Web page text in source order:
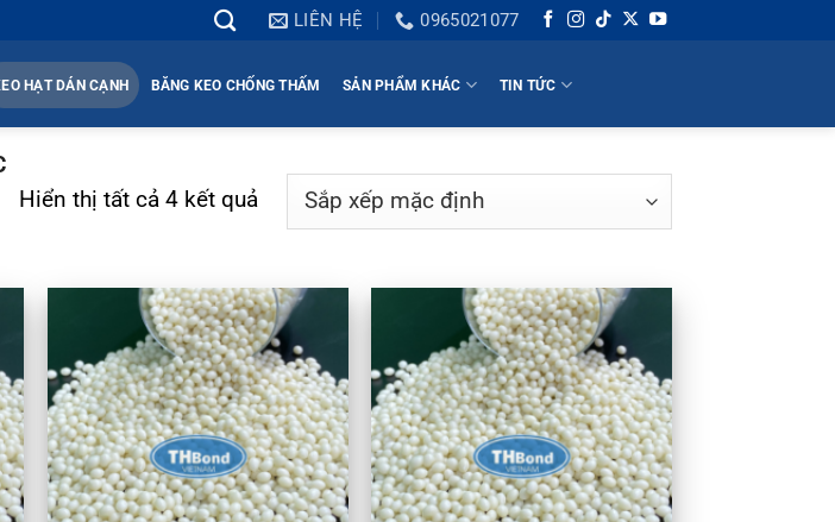
LIÊN HỆ 0965021077
HẠT DÁN CẠNH BĂNG KEO CHỐNG THẤM SẢN PHẨM KHÁC TIN TỨC
Hiển thị tất cả 4 kết quả